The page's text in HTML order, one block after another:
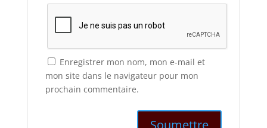
Enregistrer mon nom, mon e-mail et
mon site dans le navigateur pour mon
prochain commentaire.